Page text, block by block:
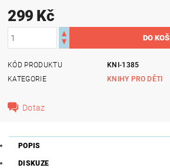
299 Kč
KÓD PRODUKTU
KNI-1385
KATEGORIE
KNIHY PRO DĚTI
Dotaz
POPIS
DISKUZE